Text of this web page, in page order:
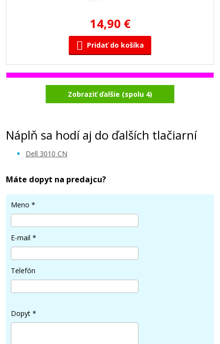
14,90 €
Pridať do košíka
Dell XH005 - 593-10157 (Purpurový)
14,90 €
Dell XH005 - 593-10157 (Purpurový)
Zobraziť ďalšie (spolu 4)
Náplň sa hodí aj do ďalších tlačiarní
Dell 3010 CN
Máte dopyt na predajcu?
Meno *
E-mail *
Telefón
Dopyt *